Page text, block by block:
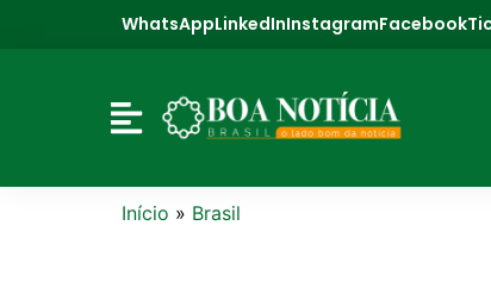
WhatsAppLinkedInInstagramFacebook
Início » Brasil